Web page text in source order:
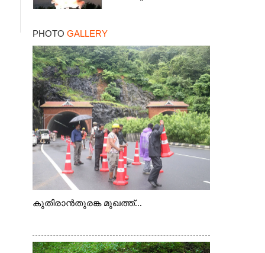
PHOTO GALLERY
കുതിരാൻതുരങ്ക മുഖത്ത്...